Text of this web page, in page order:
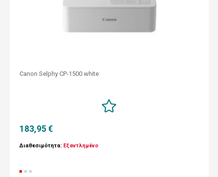
Canon Selphy CP-1500 white
183,95 €
Διαθεσιμότητα: Εξαντλημένο